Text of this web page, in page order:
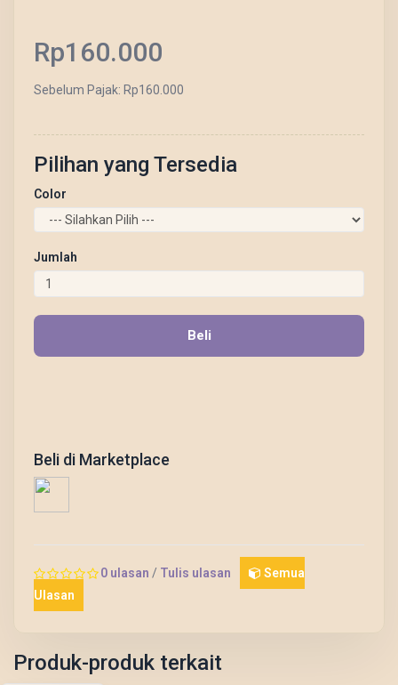
Rp160.000
Sebelum Pajak: Rp160.000
Pilihan yang Tersedia
Color
Jumlah
Beli
Beli di Marketplace
0 ulasan / Tulis ulasan
Semua
Ulasan
Produk-produk terkait